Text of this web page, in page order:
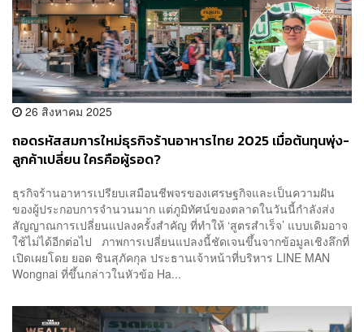
26 สิงหาคม 2025
ถอดรหัสสมการใหม่ธุรกิจร้านอาหารไทย 2025 เมื่อต้นทุนพุ่ง-
ลูกค้าเปลี่ยน ใครคือผู้รอด?
ธุรกิจร้านอาหารเปรียบเสมือนชีพจรของเศรษฐกิจและเป็นความฝัน
ของผู้ประกอบการจำนวนมาก แต่ภูมิทัศน์ของตลาดในวันนี้กำลังส่ง
สัญญาณการเปลี่ยนแปลงครั้งสำคัญ ที่ทำให้ ‘สูตรสำเร็จ’ แบบเดิมอาจ
ใช้ไม่ได้อีกต่อไป ภาพการเปลี่ยนแปลงนี้ชัดเจนขึ้นจากข้อมูลเชิงลึกที่
เปิดเผยโดย ยอด ชินสุภัคกุล ประธานเจ้าหน้าที่บริหาร LINE MAN
Wongnai ที่ขึ้นกล่าวในหัวข้อ Ha...